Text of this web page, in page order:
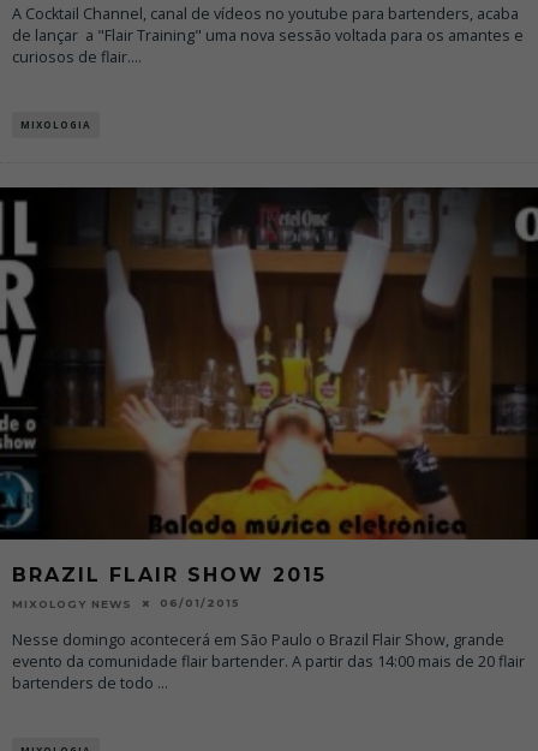
A Cocktail Channel, canal de vídeos no youtube para bartenders, acaba
de lançar a "Flair Training" uma nova sessão voltada para os amantes e
curiosos de flair....
MIXOLOGIA
BRAZIL FLAIR SHOW 2015
MIXOLOGY NEWS 06/01/2015
Nesse domingo acontecerá em São Paulo o Brazil Flair Show, grande
evento da comunidade flair bartender. A partir das 14:00 mais de 20 flair
bartenders de todo ...